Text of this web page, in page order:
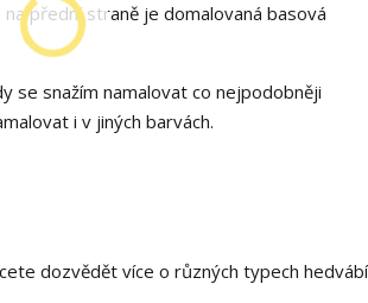
přední straně je domalovaná basová
se snažím namalovat co nejpodobněji
i v jiných barvách.
dozvědět více o různých typech